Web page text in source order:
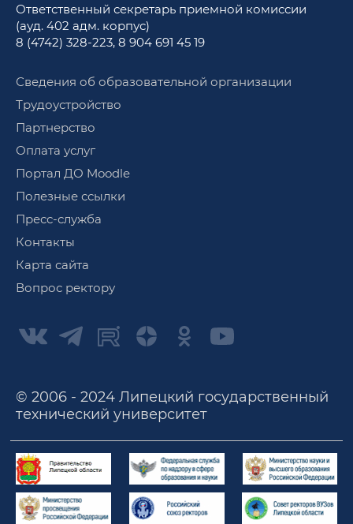
Ответственный секретарь приемной комиссии
(ауд. 402 адм. корпус)
8 (4742) 328-223, 8 904 691 45 19
Сведения об образовательной организации
Трудоустройство
Партнерство
Оплата услуг
Портал ДО Moodle
Полезные ссылки
Пресс-служба
Контакты
Карта сайта
Вопрос ректору
© 2006 - 2024 Липецкий государственный
технический университет